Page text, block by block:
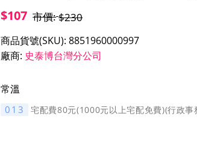
$107 市價:$230
商品貨號(SKU): 8851960000997
廠商: 史泰博台灣分公司
常溫
013 宅配費80元(1000元以上宅配免費)(行政事